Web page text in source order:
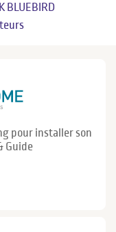
BLUEBIRD
pour installer son
Guide